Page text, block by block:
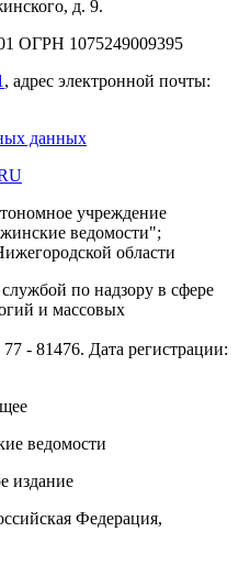
д. 9.
ОГРН 1075249009395
, адрес электронной почты:
данных
учреждение
ведомости";
области
по надзору в сфере
и массовых
- 81476. Дата регистрации:
ведомости
издание
Федерация,